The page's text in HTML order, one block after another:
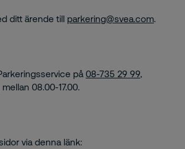
ditt ärende till parkering@svea.com.
på 08-735 29 99,
08.00-17.00.
via denna länk: